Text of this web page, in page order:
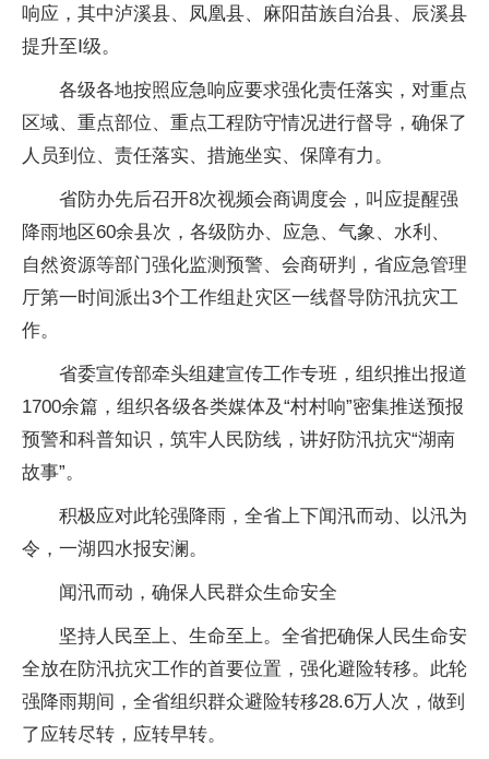
响应，其中泸溪县、凤凰县、麻阳苗族自治县、辰溪县
提升至Ⅰ级。
各级各地按照应急响应要求强化责任落实，对重点
区域、重点部位、重点工程防守情况进行督导，确保了
人员到位、责任落实、措施坐实、保障有力。
省防办先后召开8次视频会商调度会，叫应提醒强
降雨地区60余县次，各级防办、应急、气象、水利、
自然资源等部门强化监测预警、会商研判，省应急管理
厅第一时间派出3个工作组赴灾区一线督导防汛抗灾工
作。
省委宣传部牵头组建宣传工作专班，组织推出报道
1700余篇，组织各级各类媒体及“村村响”密集推送预报
预警和科普知识，筑牢人民防线，讲好防汛抗灾“湖南
故事”。
积极应对此轮强降雨，全省上下闻汛而动、以汛为
令，一湖四水报安澜。
闻汛而动，确保人民群众生命安全
坚持人民至上、生命至上。全省把确保人民生命安
全放在防汛抗灾工作的首要位置，强化避险转移。此轮
强降雨期间，全省组织群众避险转移28.6万人次，做到
了应转尽转，应转早转。